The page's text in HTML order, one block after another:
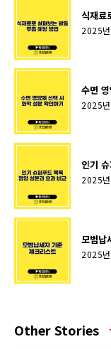
식재료
2025
수면
2025
인기
2025
모범납
2025
Other Stories